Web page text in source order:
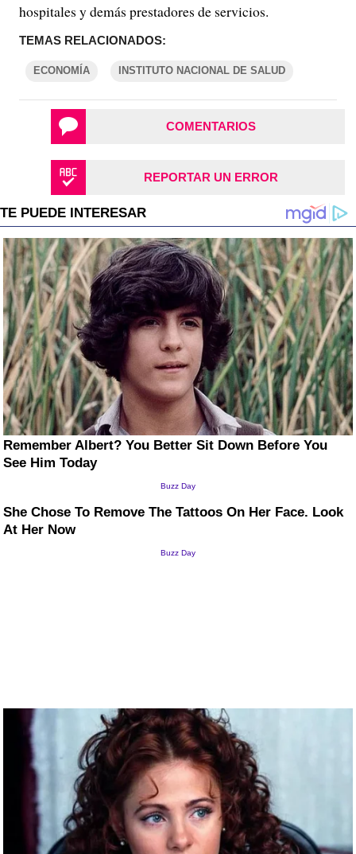
hospitales y demás prestadores de servicios.
TEMAS RELACIONADOS:
ECONOMÍA INSTITUTO NACIONAL DE SALUD
COMENTARIOS
REPORTAR UN ERROR